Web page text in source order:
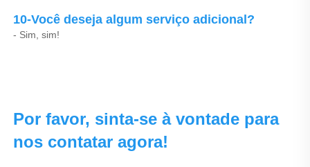
10-Você deseja algum serviço adicional?
- Sim, sim!
Por favor, sinta-se à vontade para
nos contatar agora!